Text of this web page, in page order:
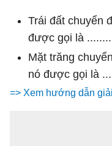
Trái đất chuyển
được gọi là
Mặt trăng
nó được gọi là
=> Xem hướng dẫn giải